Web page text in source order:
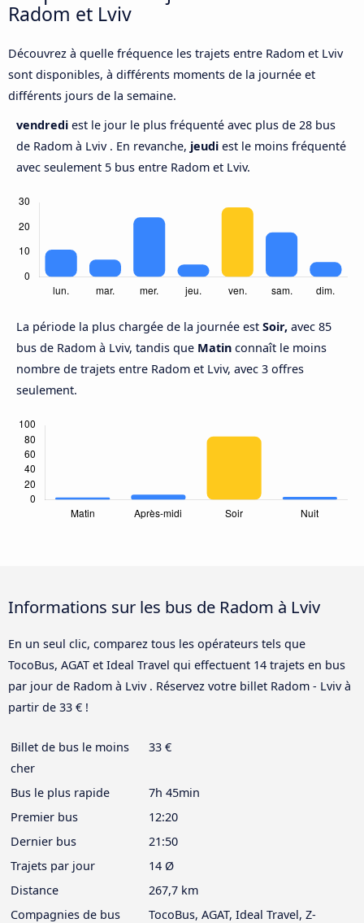
Radom et Lviv
Découvrez à quelle fréquence les trajets entre Radom et Lviv
sont disponibles, à différents moments de la journée et
différents jours de la semaine.
vendredi est le jour le plus fréquenté avec plus de 28 bus
de Radom à Lviv . En revanche, jeudi est le moins fréquenté
avec seulement 5 bus entre Radom et Lviv.
La période la plus chargée de la journée est Soir, avec 85
bus de Radom à Lviv, tandis que Matin connaît le moins
nombre de trajets entre Radom et Lviv, avec 3 offres
seulement.
Informations sur les bus de Radom à Lviv
En un seul clic, comparez tous les opérateurs tels que
TocoBus, AGAT et Ideal Travel qui effectuent 14 trajets en bus
par jour de Radom à Lviv . Réservez votre billet Radom - Lviv à
partir de 33 € !
Billet de bus le moins
cher
33 €
Bus le plus rapide
7h 45min
Premier bus
12:20
Dernier bus
21:50
Trajets par jour
14 Ø
Distance
267,7 km
Compagnies de bus
TocoBus, AGAT, Ideal Travel, Z-